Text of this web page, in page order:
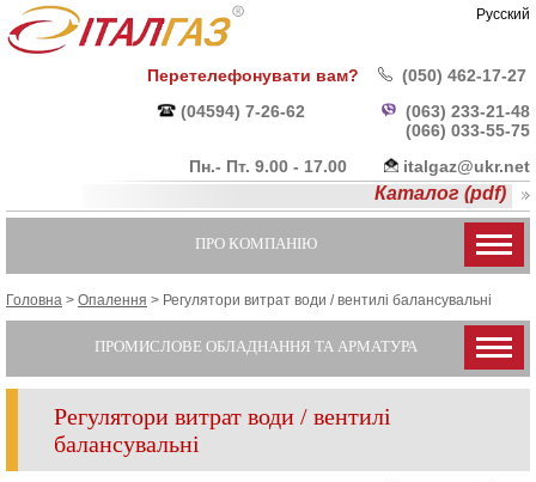
Русский
Перетелефонувати вам?
(050) 462-17-27
(04594) 7-26-62
(063) 233-21-48
(066) 033-55-75
Пн.- Пт. 9.00 - 17.00
italgaz@ukr.net
Каталог (pdf)
ПРО КОМПАНІЮ
Головна > Опалення > Регулятори витрат води / вентилі балансувальні
ПРОМИСЛОВЕ ОБЛАДНАННЯ ТА АРМАТУРА
Регулятори витрат води / вентилі
балансувальні